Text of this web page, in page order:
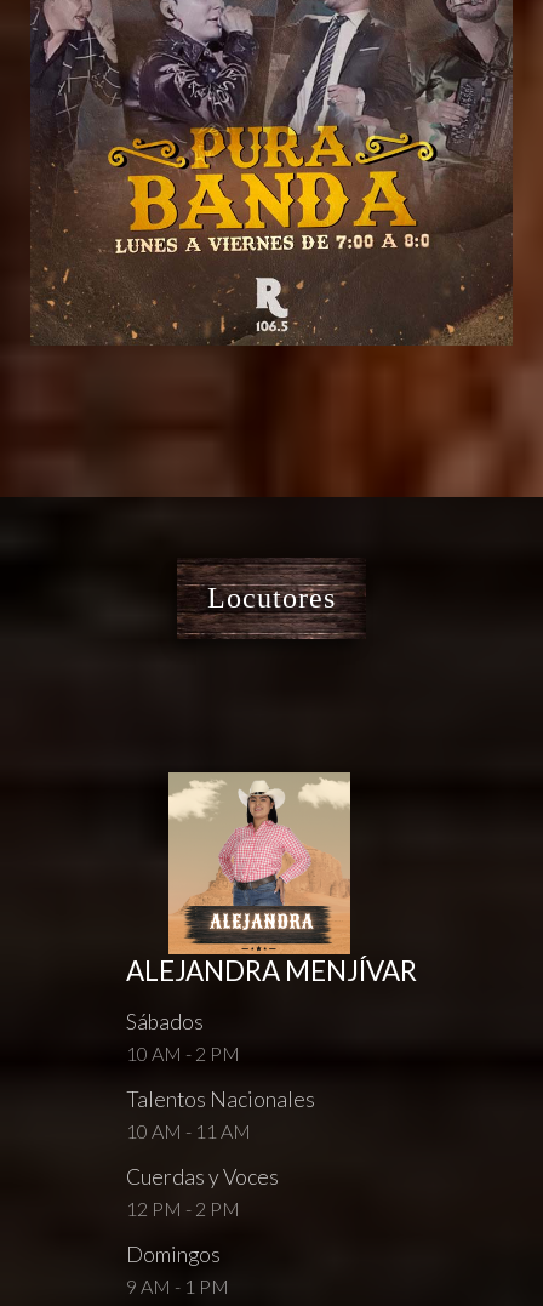
Locutores
ALEJANDRA MENJÍVAR
Sábados
10 AM - 2 PM
Talentos Nacionales
10 AM - 11 AM
Cuerdas y Voces
12 PM - 2 PM
Domingos
9 AM - 1 PM